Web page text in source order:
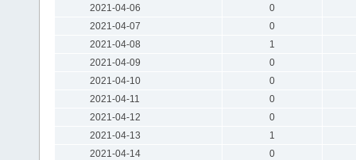
2021-04-06
0
2021-04-07
0
2021-04-08
1
2021-04-09
0
2021-04-10
0
2021-04-11
0
2021-04-12
0
2021-04-13
1
2021-04-14
0